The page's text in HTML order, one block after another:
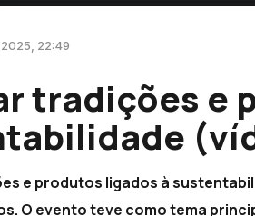
22:49
tradições e
e produtos ligados à
O evento teve como tema